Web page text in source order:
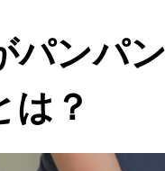
パンパ
は？